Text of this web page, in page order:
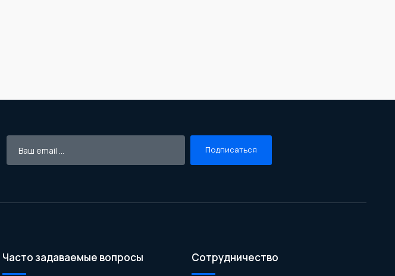
Подписаться
Часто задаваемые вопросы Сотрудничество